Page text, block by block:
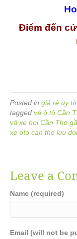
Điểm đến
Posted in giá rẻ uy
tagged vá ô tô Cần
vá xe hơi Cần Thơ
xe oto can tho luu
Leave a
Name (required)
Email (will not be